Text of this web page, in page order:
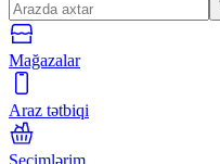
Mağazalar
Araz tətbiqi
Seçimlərim